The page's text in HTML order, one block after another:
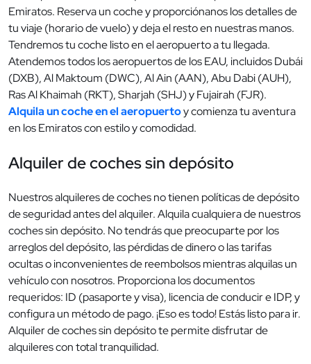
Emiratos. Reserva un coche y proporciónanos los detalles de
tu viaje (horario de vuelo) y deja el resto en nuestras manos.
Tendremos tu coche listo en el aeropuerto a tu llegada.
Atendemos todos los aeropuertos de los EAU, incluidos Dubái
(DXB), Al Maktoum (DWC), Al Ain (AAN), Abu Dabi (AUH),
Ras Al Khaimah (RKT), Sharjah (SHJ) y Fujairah (FJR).
Alquila un coche en el aeropuertoy comienza tu aventura
en los Emiratos con estilo y comodidad.
Alquiler de coches sin depósito
Nuestros alquileres de coches no tienen políticas de depósito
de seguridad antes del alquiler. Alquila cualquiera de nuestros
coches sin depósito. No tendrás que preocuparte por los
arreglos del depósito, las pérdidas de dinero o las tarifas
ocultas o inconvenientes de reembolsos mientras alquilas un
vehículo con nosotros. Proporciona los documentos
requeridos: ID (pasaporte y visa), licencia de conducir e IDP, y
configura un método de pago. ¡Eso es todo! Estás listo para ir.
Alquiler de coches sin depósito te permite disfrutar de
alquileres con total tranquilidad.